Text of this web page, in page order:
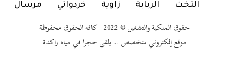
التخت الربابة زاوية خردواتي مرسال
حقوق الملكية والتشغيل © 2022 كافه الحقوق محفوظة
موقع إلكتروني متخصص .. يلقي حجرا في مياه راكدة